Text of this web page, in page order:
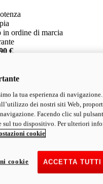
in ordine di marcia
€
in ordine di marcia
18.890 € i
più
la tua esperienza di
dei nostri siti Web,
Facendo clic sul
tuo dispositivo. Per ulteriori
cookie
ACCETTA
cookie